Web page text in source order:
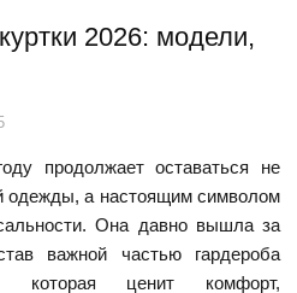
2026: модели,
продолжает оставаться не
одежды, а настоящим символом
Она давно вышла за
важной частью гардероба
которая ценит комфорт,